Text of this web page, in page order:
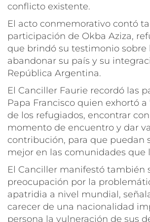
conflicto existente.
El acto conmemorativo contó
participación de Okba Aziza,
que brindó su testimonio sobre
abandonar su país y su
República Argentina.
El Canciller Faurie recordó las
Papa Francisco quien exhortó a
de los refugiados, encontrar
momento de encuentro y dar
contribución, para que puedan
mejor en las comunidades que
El Canciller manifestó también
preocupación por la
apatridia a nivel mundial,
carecer de una nacionalidad
persona la vulneración de sus